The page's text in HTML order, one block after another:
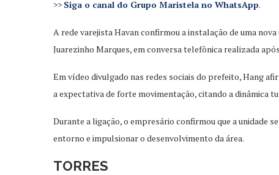
>> Siga o canal do Grupo Maristela no WhatsApp.
A rede varejista Havan confirmou a instalação de uma
Juarezinho Marques, em conversa telefônica realizada
Em vídeo divulgado nas redes sociais do prefeito, Hang
a expectativa de forte movimentação, citando a dinâmica
Durante a ligação, o empresário confirmou que a unidade
entorno e impulsionar o desenvolvimento da área.
TORRES